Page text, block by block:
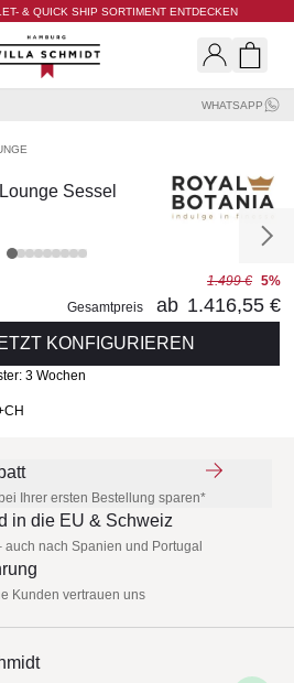
& QUICK SHIP SORTIMENT ENTDECKEN
Schmidt
WHATSAPP
Sessel
1.499 € 5%
Gesamtpreis
ab 1.416,55 €
KONFIGURIEREN
3 Wochen
Ihrer ersten Bestellung sparen*
in die EU & Schweiz
nach Spanien und Portugal
Kunden vertrauen uns